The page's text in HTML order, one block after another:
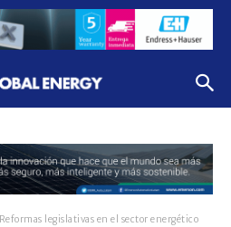
Reformas legislativas en el sector energético